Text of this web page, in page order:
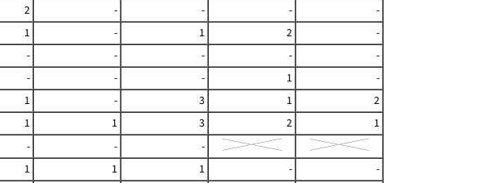
2 - - -
-
1 - 1 2
-
- - - -
-
- - - 1
-
1 - 3 1
2
1 1 3 2
1
- -
-
1 1 1 -
-